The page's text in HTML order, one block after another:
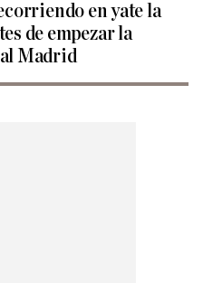
en yate la
de empezar la
Madrid